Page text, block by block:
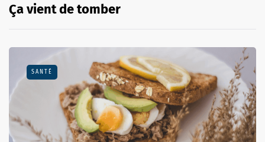
Ça vient de tomber
SANTÉ